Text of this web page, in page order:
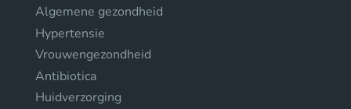
Algemene gezondheid
Hypertensie
Vrouwengezondheid
Antibiotica
Huidverzorging